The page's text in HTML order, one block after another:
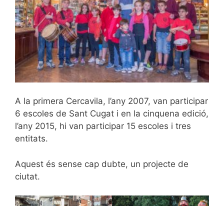
A la primera Cercavila, l’any 2007, van participar
6 escoles de Sant Cugat i en la cinquena edició,
l’any 2015, hi van participar 15 escoles i tres
entitats.
Aquest és sense cap dubte, un projecte de
ciutat.